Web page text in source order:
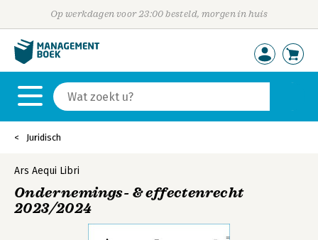
Op werkdagen voor 23:00 besteld, morgen in huis
Juridisch
Ars Aequi Libri
Ondernemings- & effectenrecht
2023/2024